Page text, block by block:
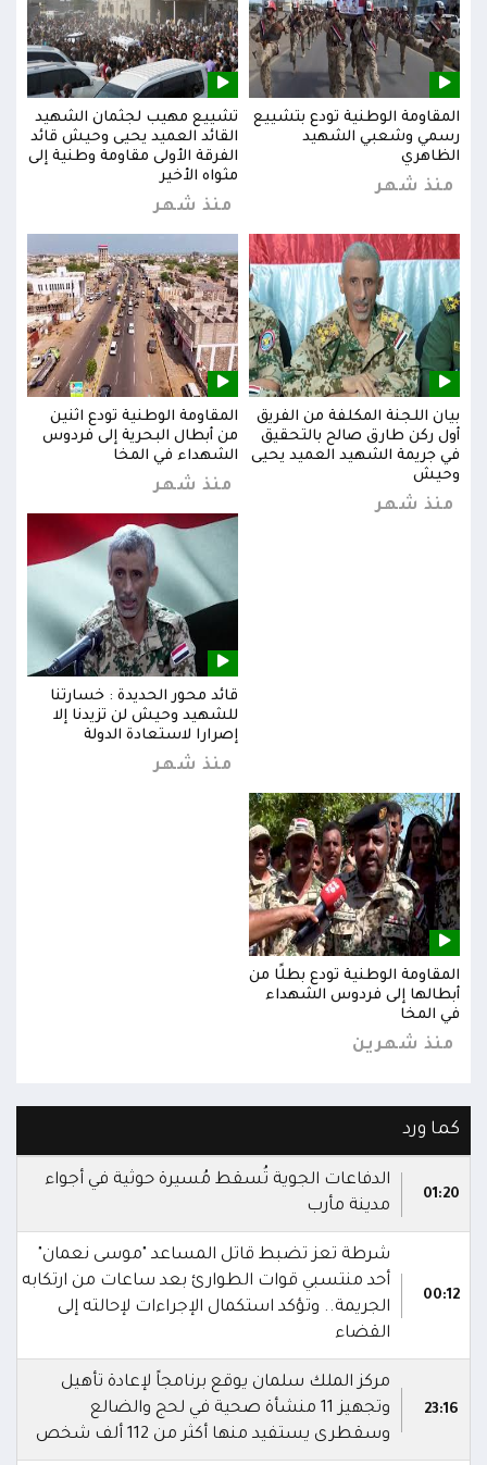
المقاومة الوطنية تودع بتشييع
رسمي وشعبي الشهيد
الظاهري
منذ شهر
تشييع مهيب لجثمان الشهيد
القائد العميد يحيى وحيش قائد
الفرقة الأولى مقاومة وطنية إلى
مثواه الأخير
منذ شهر
بيان اللجنة المكلفة من الفريق
أول ركن طارق صالح بالتحقيق
في جريمة الشهيد العميد يحيى
وحيش
منذ شهر
المقاومة الوطنية تودع اثنين
من أبطال البحرية إلى فردوس
الشهداء في المخا
منذ شهر
قائد محور الحديدة : خسارتنا
للشهيد وحيش لن تزيدنا إلا
إصرارا لاستعادة الدولة
منذ شهر
المقاومة الوطنية تودع بطلًا من
أبطالها إلى فردوس الشهداء
في المخا
منذ شهرين
كما ورد
01:20
الدفاعات الجوية تُسقط مُسيرة حوثية في أجواء
مدينة مأرب
00:12
شرطة تعز تضبط قاتل المساعد "موسى نعمان"
أحد منتسبي قوات الطوارئ بعد ساعات من ارتكابه
الجريمة.. وتؤكد استكمال الإجراءات لإحالته إلى
القضاء
23:16
مركز الملك سلمان يوقع برنامجاً لإعادة تأهيل
وتجهيز 11 منشأة صحية في لحج والضالع
وسقطرى يستفيد منها أكثر من 112 ألف شخص